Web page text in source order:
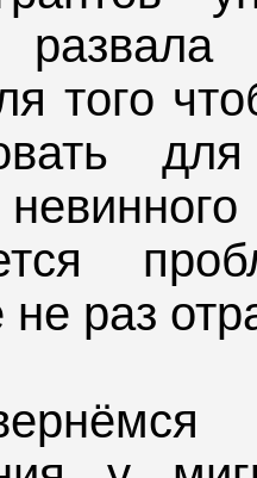
того
не раз